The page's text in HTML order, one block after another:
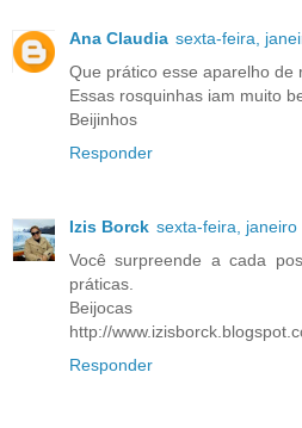
Ana Claudia sexta-feira,
Que prático esse aparelho de
Essas rosquinhas iam muito
Beijinhos
Responder
Izis Borck sexta-feira, janeiro
Você surpreende a cada
práticas.
Beijocas
http://
Responder